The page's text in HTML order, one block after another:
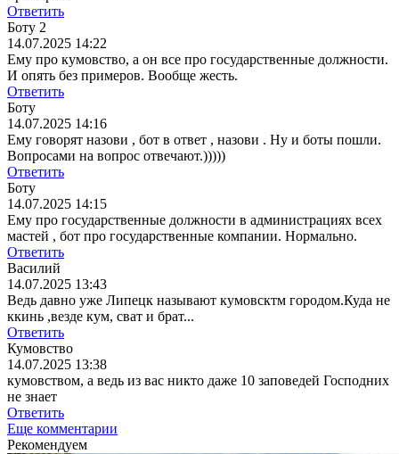
Ответить
Боту 2
14.07.2025 14:22
Ему про кумовство, а он все про государственные должности.
И опять без примеров. Вообще жесть.
Ответить
Боту
14.07.2025 14:16
Ему говорят назови , бот в ответ , назови . Ну и боты пошли.
Вопросами на вопрос отвечают.)))))
Ответить
Боту
14.07.2025 14:15
Ему про государственные должности в администрациях всех
мастей , бот про государственные компании. Нормально.
Ответить
Василий
14.07.2025 13:43
Ведь давно уже Липецк называют кумовсктм городом.Куда не
ккинь ,везде кум, сват и брат...
Ответить
Кумовство
14.07.2025 13:38
кумовством, а ведь из вас никто даже 10 заповедей Господних
не знает
Ответить
Еще комментарии
Рекомендуем